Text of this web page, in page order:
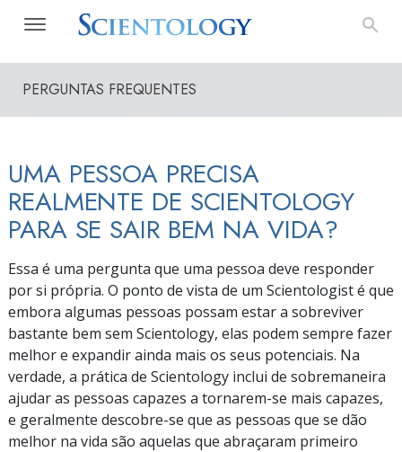
PERGUNTAS FREQUENTES
UMA PESSOA PRECISA
REALMENTE DE SCIENTOLOGY
PARA SE SAIR BEM NA VIDA?
Essa é uma pergunta que uma pessoa deve responder
por si própria. O ponto de vista de um Scientologist é que
embora algumas pessoas possam estar a sobreviver
bastante bem sem Scientology, elas podem sempre fazer
melhor e expandir ainda mais os seus potenciais. Na
verdade, a prática de Scientology inclui de sobremaneira
ajudar as pessoas capazes a tornarem-se mais capazes,
e geralmente descobre-se que as pessoas que se dão
melhor na vida são aquelas que abraçaram primeiro